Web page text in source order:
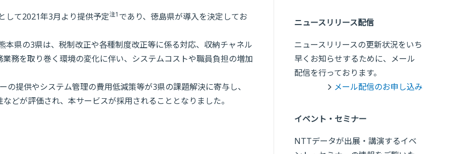
して2021年3月より提供予定注1 であり、徳島県が導入を決定してお
本県の3県は、税制改正や各種制度改正等に係る対応、収納チャネル
務を取り巻く環境の変化に伴い、システムコストや職員負担の増加
提供やシステム管理の費用低減策等が3県の課題解決に寄与し、
どが評価され、本サービスが採用されることとなりました。
ニュースリリース配信
ニュースリリースの更新状況をいち
早くお知らせするために、メール
配信を行っております。
メール配信のお申し込み
イベント・セミナー
NTTデータが出展・講演するイベ